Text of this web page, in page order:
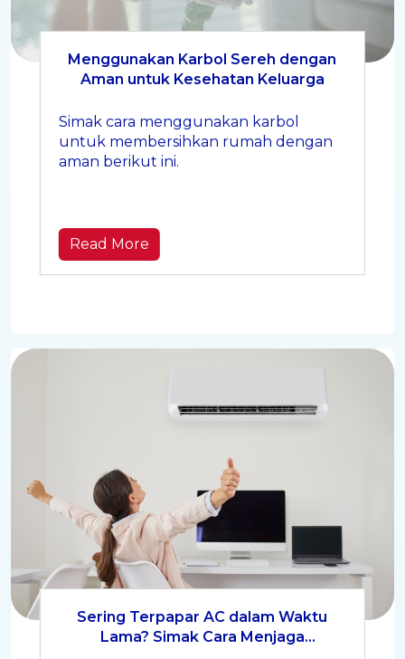
Menggunakan Karbol Sereh dengan
Aman untuk Kesehatan Keluarga
Simak cara menggunakan karbol
untuk membersihkan rumah dengan
aman berikut ini.
Read More
Sering Terpapar AC dalam Waktu
Lama? Simak Cara Menjaga